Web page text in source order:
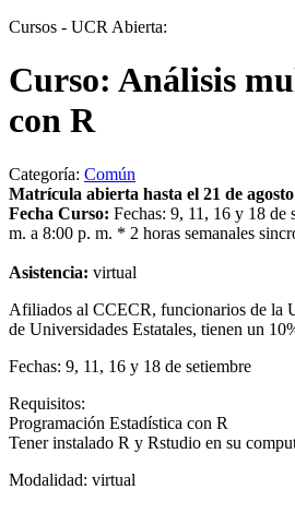
Cursos - UCR Abierta:
Curso: Análisis
con R
Categoría: Común
Matrícula abierta hasta el 21 de
Fecha Curso: Fechas: 9, 11, 16 y 18 de
m. a 8:00 p. m. * 2 horas semanales
Asistencia: virtual
Afiliados al CCECR, funcionarios de la
de Universidades Estatales, tienen un
Fechas: 9, 11, 16 y 18 de setiembre
Requisitos:
Programación Estadística con R
Tener instalado R y Rstudio en su
Modalidad: virtual